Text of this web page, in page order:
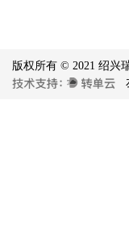
版权所有 © 2021 绍兴